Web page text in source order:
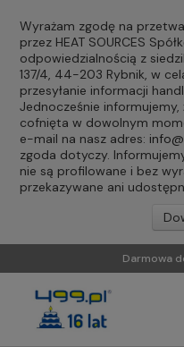
Wyrażam zgodę na
przez HEAT SOURCES
odpowiedzialnością z
137/4, 44-203 Rybnik, w
przesyłanie informacji
Jednocześnie
cofnięta w dowolnym
e-mail na nasz adres:
zgoda dotyczy.
nie są profilowane i bez
przekazywane ani
Darmowa